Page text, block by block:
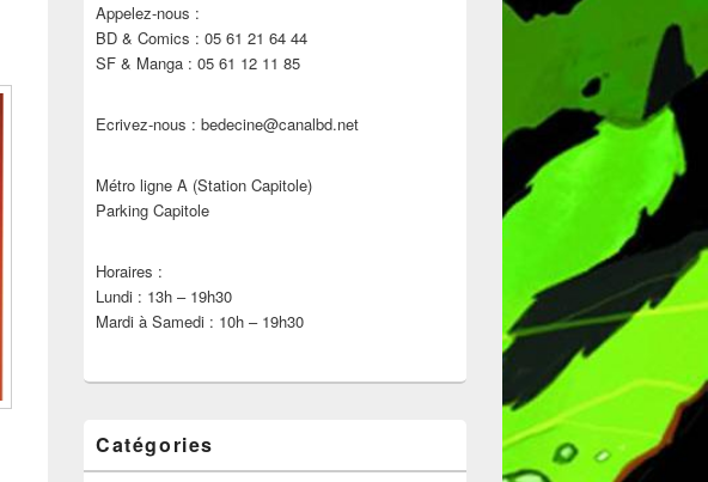
Appelez-nous :
BD & Comics : 05 61 21 64 44
SF & Manga : 05 61 12 11 85
Ecrivez-nous : bedecine@canalbd.net
Métro ligne A (Station Capitole)
Parking Capitole
Horaires :
Lundi : 13h – 19h30
Mardi à Samedi : 10h – 19h30
Catégories